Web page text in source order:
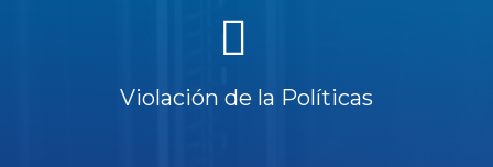
Violación de la Políticas